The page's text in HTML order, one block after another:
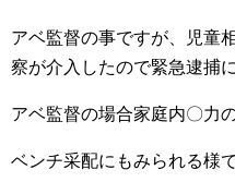
アベ監督の事ですが、児童
察が介入したので緊急逮捕
アベ監督の場合家庭内〇力
ベンチ采配にもみられる様